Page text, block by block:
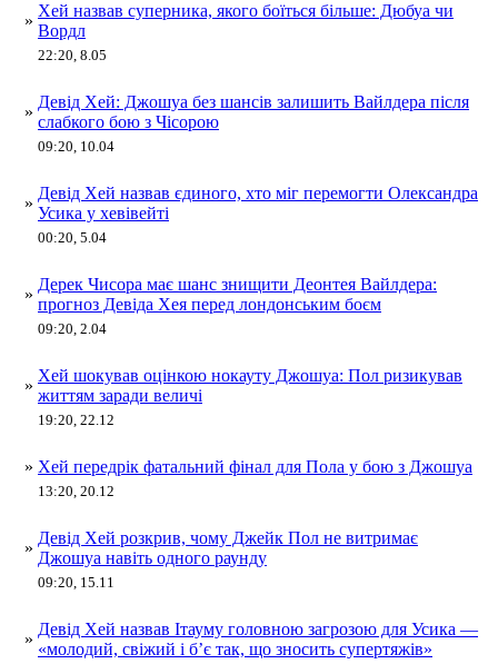
»
Хей назвав суперника, якого боїться більше: Дюбуа чи
Вордл
22:20, 8.05
»
Девід Хей: Джошуа без шансів залишить Вайлдера після
слабкого бою з Чісорою
09:20, 10.04
»
Девід Хей назвав єдиного, хто міг перемогти Олександра
Усика у хевівейті
00:20, 5.04
»
Дерек Чисора має шанс знищити Деонтея Вайлдера:
прогноз Девіда Хея перед лондонським боєм
09:20, 2.04
»
Хей шокував оцінкою нокауту Джошуа: Пол ризикував
життям заради величі
19:20, 22.12
» Хей передрік фатальний фінал для Пола у бою з Джошуа
13:20, 20.12
»
Девід Хей розкрив, чому Джейк Пол не витримає
Джошуа навіть одного раунду
09:20, 15.11
»
Девід Хей назвав Ітауму головною загрозою для Усика —
«молодий, свіжий і б’є так, що зносить супертяжів»